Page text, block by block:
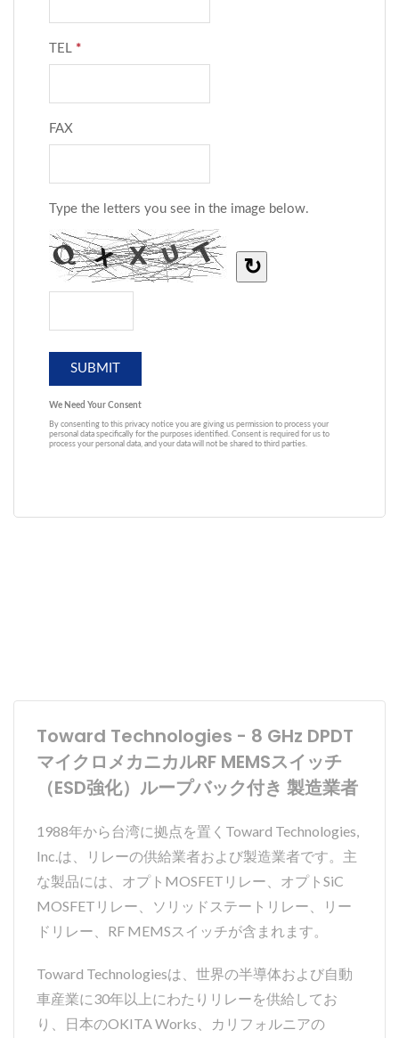
Toward Technologies - 8 GHz DPDT
マイクロメカニカルRF MEMSスイッチ
（ESD強化）ループバック付き 製造業者
1988年から台湾に拠点を置くToward Technologies,
Inc.は、リレーの供給業者および製造業者です。主
な製品には、オプトMOSFETリレー、オプトSiC
MOSFETリレー、ソリッドステートリレー、リー
ドリレー、RF MEMSスイッチが含まれます。
Toward Technologiesは、世界の半導体および自動
車産業に30年以上にわたりリレーを供給してお
り、日本のOKITA Works、カリフォルニアの